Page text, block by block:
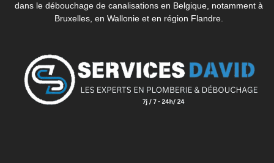
dans le débouchage de canalisations en Belgique, notamment à
Bruxelles, en Wallonie et en région Flandre.